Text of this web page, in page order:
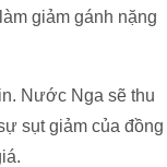
giảm gánh nặng
Nước Nga sẽ thu
sụt giảm của đồng